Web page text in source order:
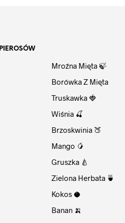
Mroźna Mięta 🍃
Borówka Z Mięta
Truskawka 🍓
Wiśnia 🍒
Brzoskwinia 🍑
Mango 🥭
Gruszka 🍐
Zielona Herbata 🍵
Kokos 🥥
Banan 🍌